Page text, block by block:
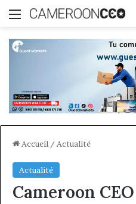
Menu
Accueil / Actualité
Actualité
Cameroon